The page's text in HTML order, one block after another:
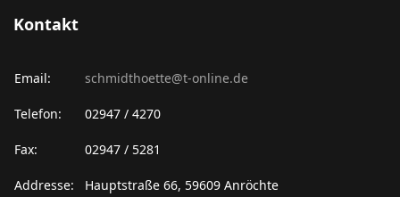
Kontakt
Email: schmidthoette@t-online.de
Telefon: 02947 / 4270
Fax: 02947 / 5281
Addresse: Hauptstraße 66, 59609 Anröchte